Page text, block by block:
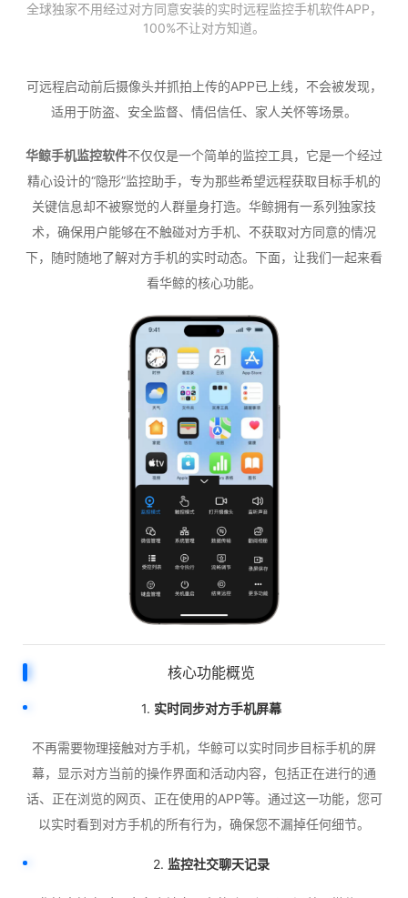
全球独家不用经过对方同意安装的实时远程监控手机软件APP，
100%不让对方知道。
可远程启动前后摄像头并抓拍上传的APP已上线，不会被发现，
适用于防盗、安全监督、情侣信任、家人关怀等场景。
华鲸手机监控软件不仅仅是一个简单的监控工具，它是一个经过
精心设计的“隐形”监控助手，专为那些希望远程获取目标手机的
关键信息却不被察觉的人群量身打造。华鲸拥有一系列独家技
术，确保用户能够在不触碰对方手机、不获取对方同意的情况
下，随时随地了解对方手机的实时动态。下面，让我们一起来看
看华鲸的核心功能。
核心功能概览
1. 实时同步对方手机屏幕
不再需要物理接触对方手机，华鲸可以实时同步目标手机的屏
幕，显示对方当前的操作界面和活动内容，包括正在进行的通
话、正在浏览的网页、正在使用的APP等。通过这一功能，您可
以实时看到对方手机的所有行为，确保您不漏掉任何细节。
2. 监控社交聊天记录